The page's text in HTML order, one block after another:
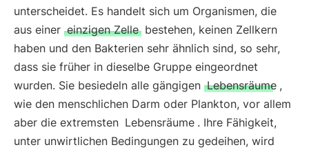
unterscheidet. Es handelt sich um Organismen, die
aus einer einzigen Zelle bestehen, keinen Zellkern
haben und den Bakterien sehr ähnlich sind, so sehr,
dass sie früher in dieselbe Gruppe eingeordnet
wurden. Sie besiedeln alle gängigen Lebensräume ,
wie den menschlichen Darm oder Plankton, vor allem
aber die extremsten Lebensräume . Ihre Fähigkeit,
unter unwirtlichen Bedingungen zu gedeihen, wird